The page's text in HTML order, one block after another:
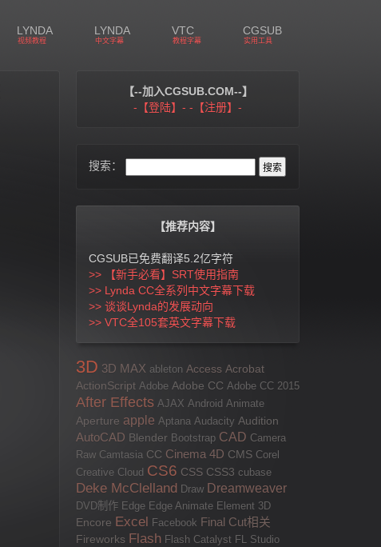
LYNDA
视频教程
LYNDA
中文字幕
VTC
教程字幕
CGSUB
实用工具
【--加入CGSUB.COM--】
-【登陆】- -【注册】-
搜索：
【推荐内容】
CGSUB已免费翻译5.2亿字符
>> 【新手必看】SRT使用指南
>> Lynda CC全系列中文字幕下载
>> 谈谈Lynda的发展动向
>> VTC全105套英文字幕下载
3D 3D MAX ableton Access Acrobat
ActionScript Adobe Adobe CC Adobe CC 2015
After Effects AJAX Android Animate
Aperture apple Aptana Audacity Audition
AutoCAD Blender Bootstrap CAD Camera
Raw Camtasia CC Cinema 4D CMS Corel
Creative Cloud CS6 CSS CSS3 cubase
Deke McClelland Draw Dreamweaver
DVD制作 Edge Edge Animate Element 3D
Encore Excel Facebook Final Cut相关
Fireworks Flash Flash Catalyst FL Studio